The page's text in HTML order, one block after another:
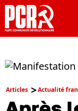
Articles Actualité